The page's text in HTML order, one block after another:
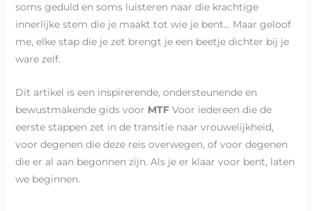
soms geduld en soms luisteren naar die krachtige
innerlijke stem die je maakt tot wie je bent... Maar geloof
me, elke stap die je zet brengt je een beetje dichter bij je
ware zelf.
Dit artikel is een inspirerende, ondersteunende en
bewustmakende gids voor MTFVoor iedereen die de
eerste stappen zet in de transitie naar vrouwelijkheid,
voor degenen die deze reis overwegen, of voor degenen
die er al aan begonnen zijn. Als je er klaar voor bent, laten
we beginnen.